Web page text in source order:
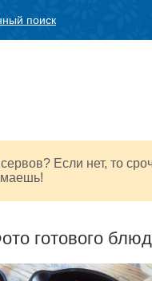
поиск
Если нет, то
готового